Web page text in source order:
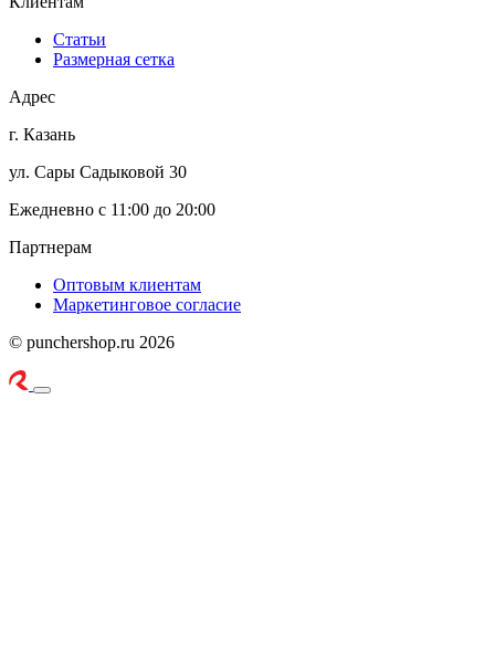
Статьи
Размерная сетка
Адрес
г. Казань
ул. Сары Садыковой 30
Ежедневно с 11:00 до 20:00
Партнерам
Оптовым клиентам
Маркетинговое согласие
© punchershop.ru 2026